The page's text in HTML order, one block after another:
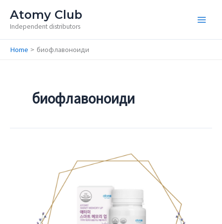
content
Atomy Club
Independent distributors
Home биофлавоноиди
биофлавоноиди